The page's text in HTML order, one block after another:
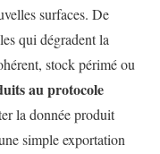
surfaces. De
qui dégradent la
stock périmé ou
au protocole
la donnée produit
simple exportation